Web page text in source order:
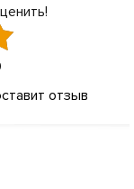
отзыв